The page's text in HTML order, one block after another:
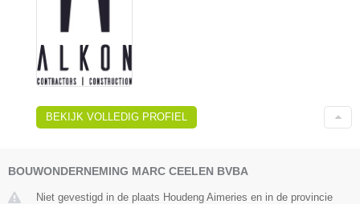
BEKIJK VOLLEDIG PROFIEL
BOUWONDERNEMING MARC CEELEN BVBA
Niet gevestigd in de plaats Houdeng Aimeries en in de provincie